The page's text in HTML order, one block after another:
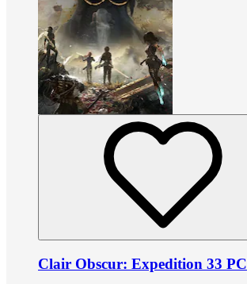
Clair Obscur: Expedition 33 PC